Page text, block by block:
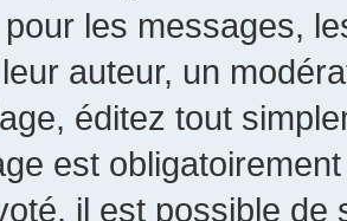
les messages,
auteur, un
éditez tout
est
il est possible de